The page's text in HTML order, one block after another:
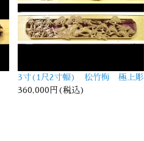
3寸(1尺2寸幅) 松竹梅 極上彫
360,000円(税込)